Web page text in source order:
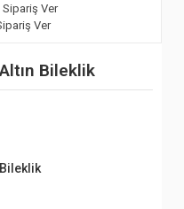
Ver
Ver
Bileklik